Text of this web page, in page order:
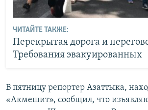
ЧИТАЙТЕ ТАКЖЕ:
Перекрытая дорога и
Требования эвакуированных
В пятницу репортер Азаттыка,
«Акмешит», сообщил, что